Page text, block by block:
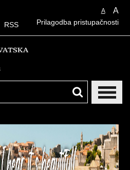
A A
Prilagodba pristupačnosti
RSS